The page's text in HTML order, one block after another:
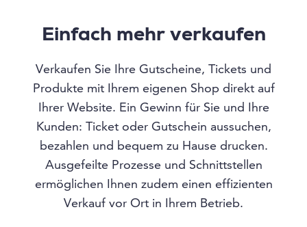
Einfach mehr verkaufen
Verkaufen Sie Ihre Gutscheine, Tickets und
Produkte mit Ihrem eigenen Shop direkt auf
Ihrer Website. Ein Gewinn für Sie und Ihre
Kunden: Ticket oder Gutschein aussuchen,
bezahlen und bequem zu Hause drucken.
Ausgefeilte Prozesse und Schnittstellen
ermöglichen Ihnen zudem einen effizienten
Verkauf vor Ort in Ihrem Betrieb.